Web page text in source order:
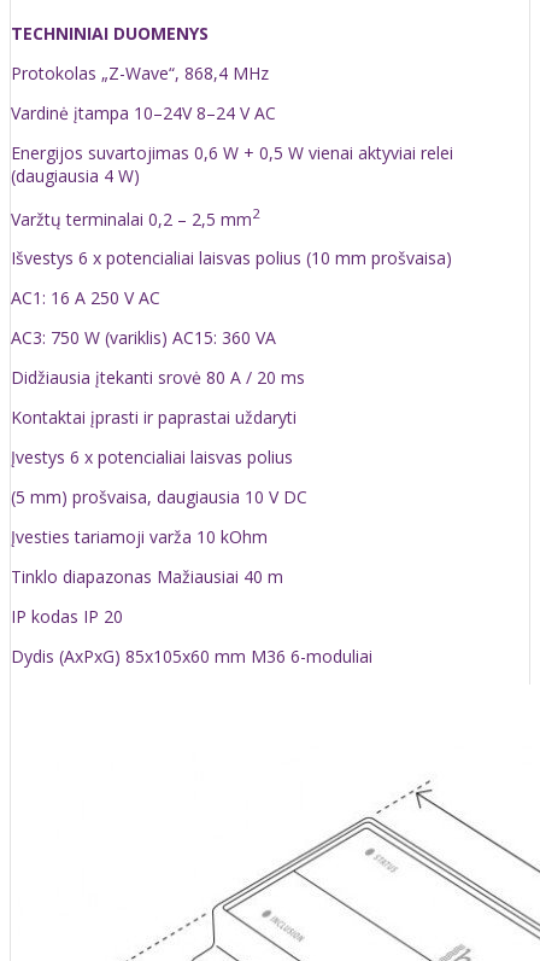
TECHNINIAI DUOMENYS
Protokolas „Z-Wave“, 868,4 MHz
Vardinė įtampa 10–24V 8–24 V AC
Energijos suvartojimas 0,6 W + 0,5 W vienai aktyviai relei
(daugiausia 4 W)
Varžtų terminalai 0,2 – 2,5 mm2
Išvestys 6 x potencialiai laisvas polius (10 mm prošvaisa)
AC1: 16 A 250 V AC
AC3: 750 W (variklis) AC15: 360 VA
Didžiausia įtekanti srovė 80 A / 20 ms
Kontaktai įprasti ir paprastai uždaryti
Įvestys 6 x potencialiai laisvas polius
(5 mm) prošvaisa, daugiausia 10 V DC
Įvesties tariamoji varža 10 kOhm
Tinklo diapazonas Mažiausiai 40 m
IP kodas IP 20
Dydis (AxPxG) 85x105x60 mm M36 6-moduliai